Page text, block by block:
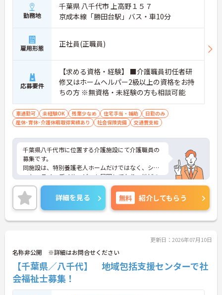
勤務地
千葉県 八千代市 上高野１５７
京成本線「勝田台駅」バス・車10分
雇用形態 正社員(正職員)
応募要件
【求める資格・経験】 ■介護職員初任者研
修又はホームヘルパー2級以上の資格をお持
ちの方 ※無資格・未経験の方も相談可能
車通勤可 未経験OK 残業少なめ 住宅手当・補助
日勤のみ
産休･育休･介護休暇取得実績あり
社会保険完備 交通費支給
千葉県八千代市に位置する介護施設にて介護職員の
募集です。
同施設は、特別養護老人ホームだけではなく、ショ
ートステイ、デイサービスも展開しており、地域の
介護に注力しています。
ご興味ある方には、面接対策ポイントなど、さらに
詳細をお話しいたしますのでお気軽にご相談くださ
い。
詳細を見る 無料 紹介してもらう
更新日：2026年07月10日
名称非公開 ※詳細はお問合せください
【千葉県／八千代】 地域包括支援センターで社
会福祉士募集！